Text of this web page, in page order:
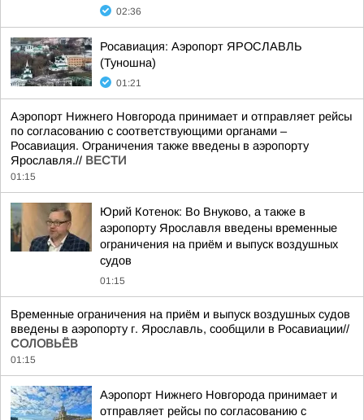
02:36
Росавиация: Аэропорт ЯРОСЛАВЛЬ
(Туношна)
01:21
Аэропорт Нижнего Новгорода принимает и отправляет рейсы
по согласованию с соответствующими органами –
Росавиация. Ограничения также введены в аэропорту
Ярославля.// ВЕСТИ
01:15
Юрий Котенок: Во Внуково, а также в
аэропорту Ярославля введены временные
ограничения на приём и выпуск воздушных
судов
01:15
Временные ограничения на приём и выпуск воздушных судов
введены в аэропорту г. Ярославль, сообщили в Росавиации//
СОЛОВЬЁВ
01:15
Аэропорт Нижнего Новгорода принимает и
отправляет рейсы по согласованию с